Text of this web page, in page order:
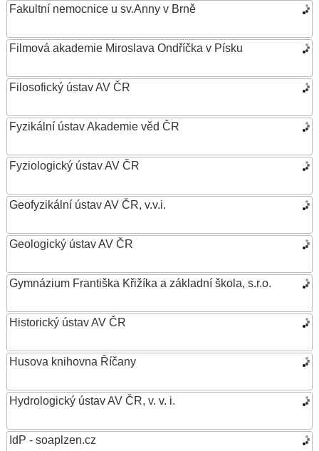
Fakultní nemocnice u sv.Anny v Brně
Filmová akademie Miroslava Ondříčka v Písku
Filosofický ústav AV ČR
Fyzikální ústav Akademie věd ČR
Fyziologický ústav AV ČR
Geofyzikální ústav AV ČR, v.v.i.
Geologický ústav AV ČR
Gymnázium Františka Křižíka a základní škola, s.r.o.
Historický ústav AV ČR
Husova knihovna Říčany
Hydrologický ústav AV ČR, v. v. i.
IdP - soaplzen.cz